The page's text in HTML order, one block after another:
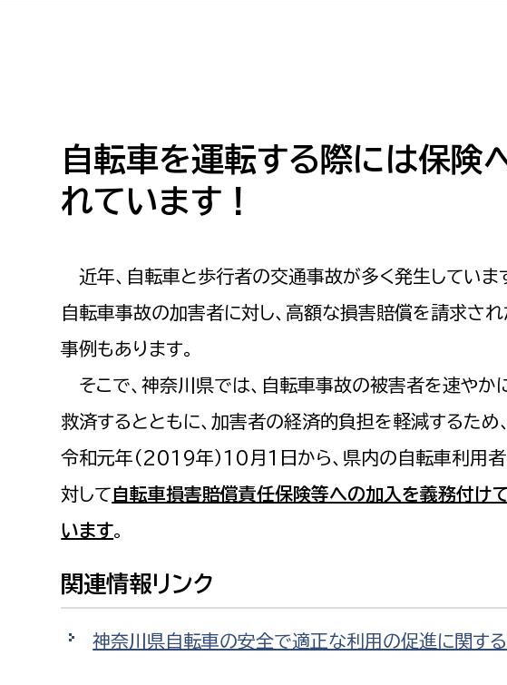
若者
高齢者
傷病者
労働者
求職者
外国人
ペット
福祉
地域
文化
市民
行政
病院
地域政策課
地域安全課
人権・男女共同参画課
防災対策課
福祉政策課
高齢介護課
保険課
自転車を運転する際には保険
れています！
近年、自転車と歩行者の交通事故が多く発生していま
自転車事故の加害者に対し、高額な損害賠償を請求され
事例もあります。
そこで、神奈川県では、自転車事故の被害者を速やか
救済するとともに、加害者の経済的負担を軽減するため、
令和元年（2019年）10月1日から、県内の自転車利用
対して自転車損害賠償責任保険等への加入を義務付け
います。
関連情報リンク
神奈川県自転車の安全で適正な利用の促進に関す